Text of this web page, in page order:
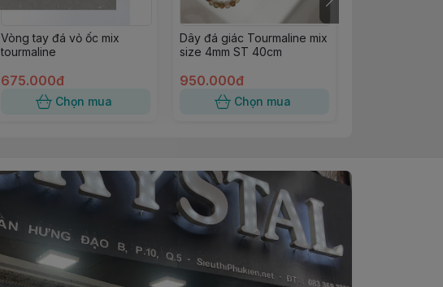
Vòng tay đá vỏ ốc mix
tourmaline
675.000đ
Chọn mua
Dây đá giác Tourmaline mix
size 4mm ST 40cm
950.000đ
Chọn mua